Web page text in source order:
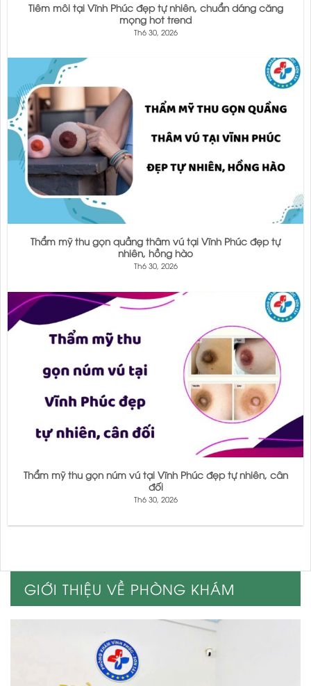
Tiêm môi tại Vĩnh Phúc đẹp tự nhiên, chuẩn dáng căng
mọng hot trend
Th6 30, 2026
Thẩm mỹ thu gọn quầng thâm vú tại Vĩnh Phúc đẹp tự
nhiên, hồng hào
Th6 30, 2026
Thẩm mỹ thu gọn núm vú tại Vĩnh Phúc đẹp tự nhiên, cân
đối
Th6 30, 2026
GIỚI THIỆU VỀ PHÒNG KHÁM